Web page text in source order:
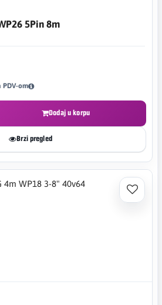
5Pin 8m
PDV-om
Dodaj u korpu
Brzi pregled